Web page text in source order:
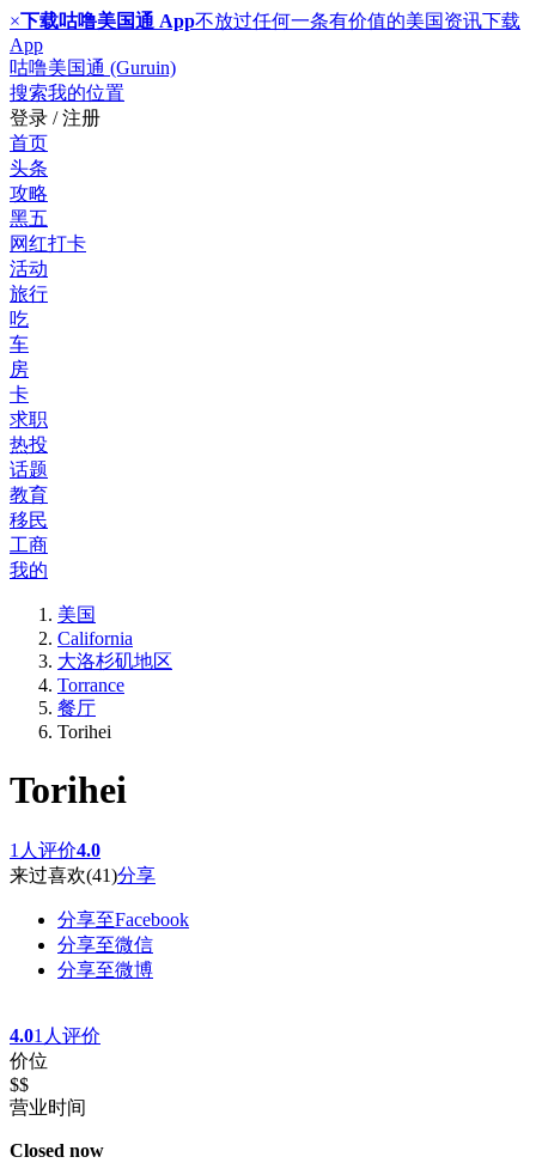
×下载咕噜美国通 App不放过任何一条有价值的美国资讯下载
App
咕噜美国通 (Guruin)
搜索我的位置
登录 / 注册
首页
头条
攻略
黑五
网红打卡
活动
旅行
吃
车
房
卡
求职
热投
话题
教育
移民
工商
我的
美国
California
大洛杉矶地区
Torrance
餐厅
Torihei
Torihei
1人评价4.0
来过喜欢(41)分享
分享至Facebook
分享至微信
分享至微博
4.01人评价
价位
$$
营业时间
Closed now